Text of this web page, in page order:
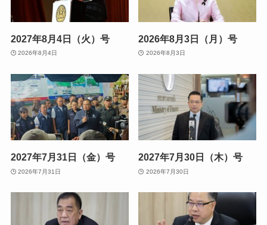
2027年8月4日（火）号
2026年8月4日
2026年8月3日（月）号
2026年8月3日
2027年7月31日（金）号
2026年7月31日
2027年7月30日（木）号
2026年7月30日